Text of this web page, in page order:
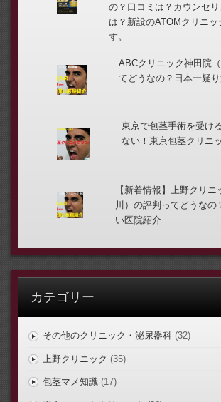
の？口コミは？カウンセ
は？新設のATOMクリニッ
す。
ABCクリニック神田院
てどうなの？日本一疑
東京で包茎手術を受け
ない！東京包茎クリニ
【新着情報】上野クリ
川）の評判ってどうなの
い医院紹介
カテゴリー
その他のクリニック・泌尿器科(32)
上野クリニック (35)
包茎マメ知識(17)